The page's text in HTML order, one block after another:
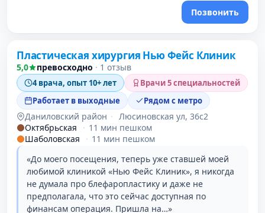
Позвонить
3 место в рейтинге
Пластическая хирургия Нью Фейс Клиник
5,0 превосходно · 1 отзыв
4 врача, опыт 10+ лет
Врачи 5 специальностей
Работает в выходные
Рядом с метро
Даниловский район · Люсиновская ул, 36с2
Октябрьская
· 11 мин пешком
Шаболовская
· 11 мин пешком
«До моего посещения, теперь уже ставшей моей
любимой клиникой «Нью Фейс Клиник», я никогда
не думала про блефаропластику и даже не
предполагала, что это сейчас доступная по
финансам операция. Пришла на…»